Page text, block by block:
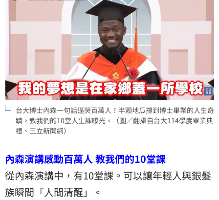
台大博士內森一句話逼哭百萬人！半顆地瓜撐到博士畢業的人生奇
蹟。教我們的10堂人生課曝光。（圖／翻攝自台大114學度畢業典
禮、三立新聞網）
內森演講感動百萬人 教我們的10堂課
從內森演講中，有10堂課。可以讓年輕人與銀髮
族瞬間「人間清醒」。